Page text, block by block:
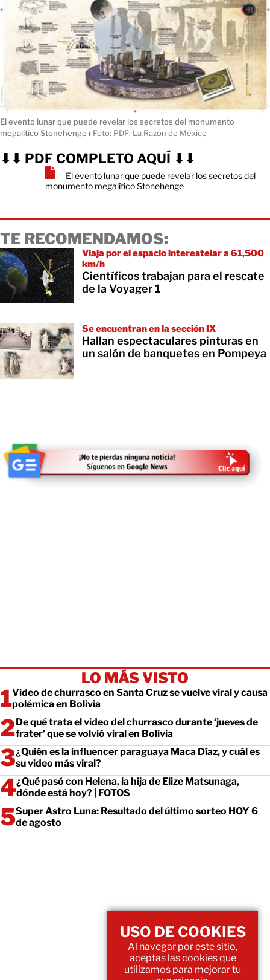
El evento lunar que puede revelar los secretos del monumento
megalítico Stonehenge ı Foto: PDF: La Razón de México
⬇⬇ PDF COMPLETO AQUÍ ⬇⬇
El evento lunar que puede revelar los secretos del
monumento megalítico Stonehenge
TE RECOMENDAMOS:
Viaja por el espacio interestelar a 61,500
km/h
Científicos trabajan para el rescate
de la Voyager 1
Se encuentran en la sección IX
Hallan espectaculares pinturas en
un salón de banquetes en Pompeya
LO MÁS VISTO
Video de churrasco en Santa Cruz se vuelve viral y causa
polémica en Bolivia
De qué trata el video del churrasco durante ‘jueves de
frater’ que se volvió viral en Bolivia
¿Quién es la influencer paraguaya Maca Díaz, y cuál es
su video más viral?
¿Qué pasó con Helena, la hija de Elize Matsunaga,
dónde está hoy? | FOTOS
Super Astro Luna: Resultado del último sorteo HOY 6
de agosto
USO DE COOKIES
Al navegar por este sitio,
aceptas las cookies que
utilizamos para mejorar tu